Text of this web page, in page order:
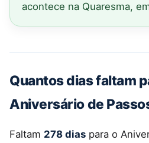
acontece na Quaresma,
Quantos dias faltam
Aniversário de
Faltam 278 dias para o